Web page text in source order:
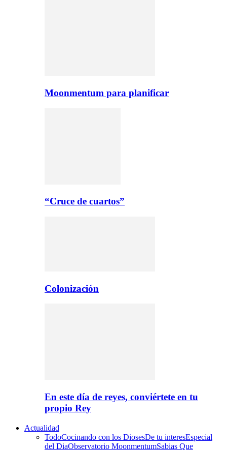
Moonmentum para planificar
“Cruce de cuartos”
Colonización
En este día de reyes, conviértete en tu
propio Rey
Actualidad
TodoCocinando con los DiosesDe tu interesEspecial
del DiaObservatorio MoonmentumSabias Que